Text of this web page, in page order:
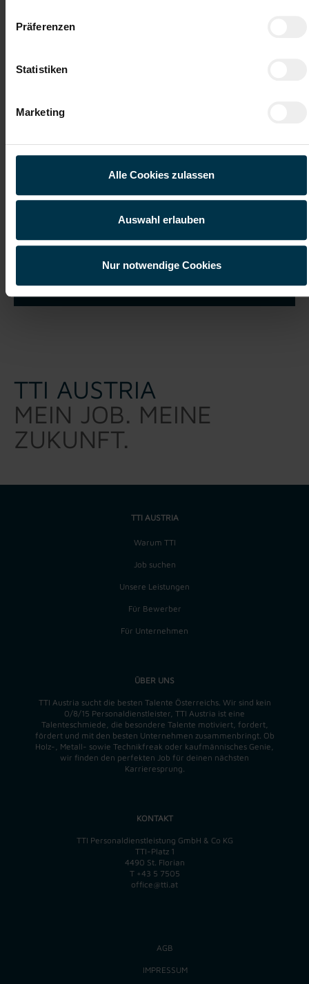
Präferenzen
Statistiken
Marketing
Alle Cookies zulassen
Auswahl erlauben
Nur notwendige Cookies
Datei 5
und willige ein, dass meine personenbezogenen Daten im
Rahmen meiner Initiativbewerbung für die Dauer von drei
Jahren verarbeitet werden dürfen.*
Job suchen
TTI AUSTRIA
MEIN JOB. MEINE
ZUKUNFT.
TTI AUSTRIA
Warum TTI
Job suchen
Unsere Leistungen
Für Bewerber
Für Unternehmen
ÜBER UNS
TTI Austria sucht die besten Talente Österreichs. Wir sind kein
0/8/15 Personaldienstleister, TTI Austria ist eine
Talenteschmiede, die besondere Talente motiviert, fordert,
fördert und mit den besten Unternehmen zusammenbringt. Ob
Holz-, Metall- sowie Technikfreak oder kaufmännisches Genie,
wir finden den perfekten Job für deinen nächsten
Karrieresprung.
KONTAKT
TTI Personaldienstleistung GmbH & Co KG
TTI-Platz 1
4490 St. Florian
T +43 5 7505
office@tti.at
AGB
IMPRESSUM